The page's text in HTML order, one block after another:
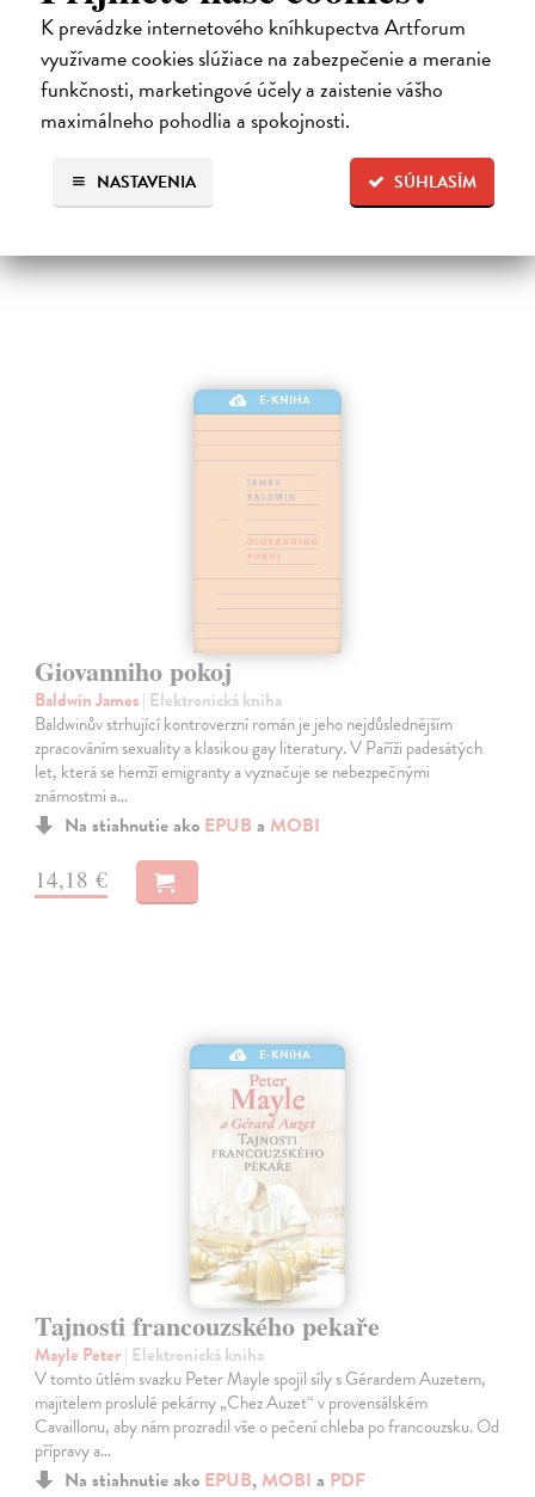
K prevádzke internetového kníhkupectva Artforum
využívame cookies slúžiace na zabezpečenie a meranie
funkčnosti, marketingové účely a zaistenie vášho
maximálneho pohodlia a spokojnosti.
SÚHLASÍM
NASTAVENIA
Město a jeho nejisté zdi
Murakami Haruki| Elektronická kniha
Město a jeho nejisté zdi – dlouho očekávaný román Harukiho
Murakamiho volně navazuje na autorovu starší novelu z roku 1980 a
tematicky se prolíná s jeho kultovním dílem Konec světa & Hard-
boiled Wonderland.…
Na stiahnutie ako
E-KNIHA
Giovanniho pokoj
Baldwin James| Elektronická kniha
Baldwinův strhující kontroverzní román je jeho nejdůslednějším
zpracováním sexuality a klasikou gay literatury. V Paříži padesátých
let, která se hemží emigranty a vyznačuje se nebezpečnými
známostmi a…
Na stiahnutie ako EPUB a MOBI
14,18 €
E-KNIHA
Tajnosti francouzského pekaře
Mayle Peter| Elektronická kniha
V tomto útlém svazku Peter Mayle spojil síly s Gérardem Auzetem,
majitelem proslulé pekárny „Chez Auzet“ v provensálském
Cavaillonu, aby nám prozradil vše o pečení chleba po francouzsku. Od
přípravy a…
Na stiahnutie ako EPUB, MOBI a PDF